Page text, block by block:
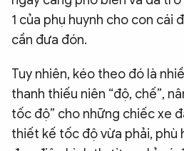
1 của phụ huynh cho con cái
cần đưa đón.
Tuy nhiên, kéo theo đó là
thanh thiếu niên “độ, chế”,
tốc độ” cho những chiếc xe
thiết kế tốc độ vừa phải, phù